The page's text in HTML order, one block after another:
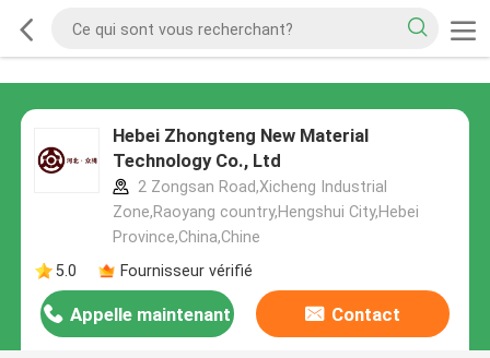
Hebei Zhongteng New Material
Technology Co., Ltd
2 Zongsan Road,Xicheng Industrial
Zone,Raoyang country,Hengshui City,Hebei
Province,China,Chine
5.0
Fournisseur vérifié
Appelle maintenant Contact